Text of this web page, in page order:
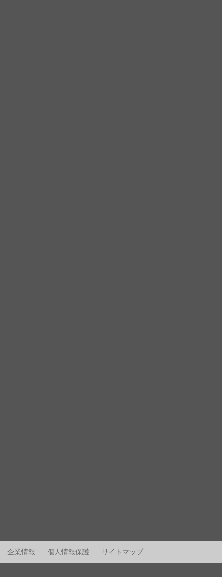
企業情報 個人情報保護 サイトマップ